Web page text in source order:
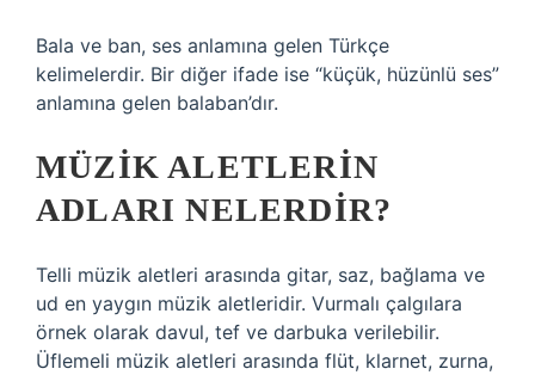
Bala ve ban, ses anlamına gelen Türkçe
kelimelerdir. Bir diğer ifade ise “küçük, hüzünlü ses”
anlamına gelen balaban’dır.
MÜZIK ALETLERIN
ADLARI NELERDIR?
Telli müzik aletleri arasında gitar, saz, bağlama ve
ud en yaygın müzik aletleridir. Vurmalı çalgılara
örnek olarak davul, tef ve darbuka verilebilir.
Üflemeli müzik aletleri arasında flüt, klarnet, zurna,